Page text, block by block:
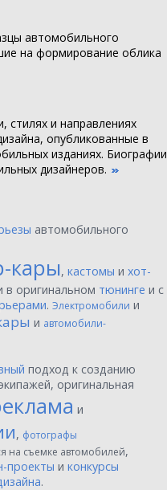
автомобильного
на формирование облика
стилях и направлениях
опубликованные в
изданиях. Биографии
дизайнеров.
автомобильного
кары, кастомы и хот-
в оригинальном тюнинге и с
. Электромобили и
и автомобили-
подход к созданию
оригинальная
и
, фотографы
на съемке автомобилей,
проекты и конкурсы
.